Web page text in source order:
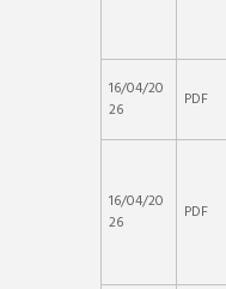
16/04/20
26
PDF
16/04/20
26
PDF